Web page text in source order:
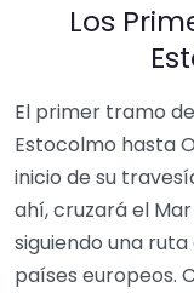
Los
El primer tramo
Estocolmo hasta
inicio de su
ahí, cruzará el
siguiendo una
países europeos.